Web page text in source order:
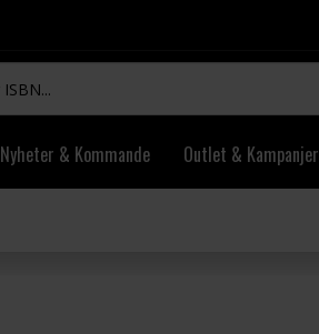
Nyheter & Kommande Outlet & Kampanjer